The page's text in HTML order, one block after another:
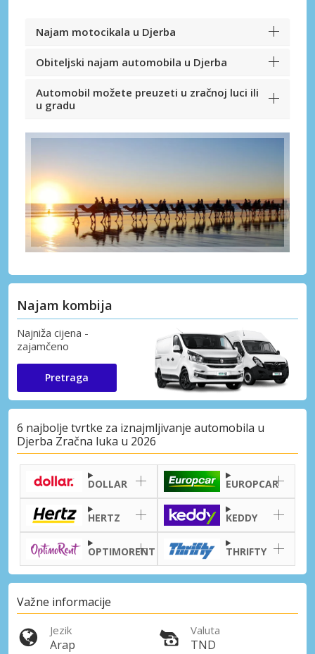
Najam motocikala u Djerba
Obiteljski najam automobila u Djerba
Automobil možete preuzeti u zračnoj luci ili
u gradu
Najam kombija
Najniža cijena -
zajamčeno
Pretraga
6 najbolje tvrtke za iznajmljivanje automobila u
Djerba Zračna luka u 2026
DOLLAR EUROPCAR
HERTZ KEDDY
OPTIMORENT THRIFTY
Važne informacije
Jezik
Arap
Valuta
TND